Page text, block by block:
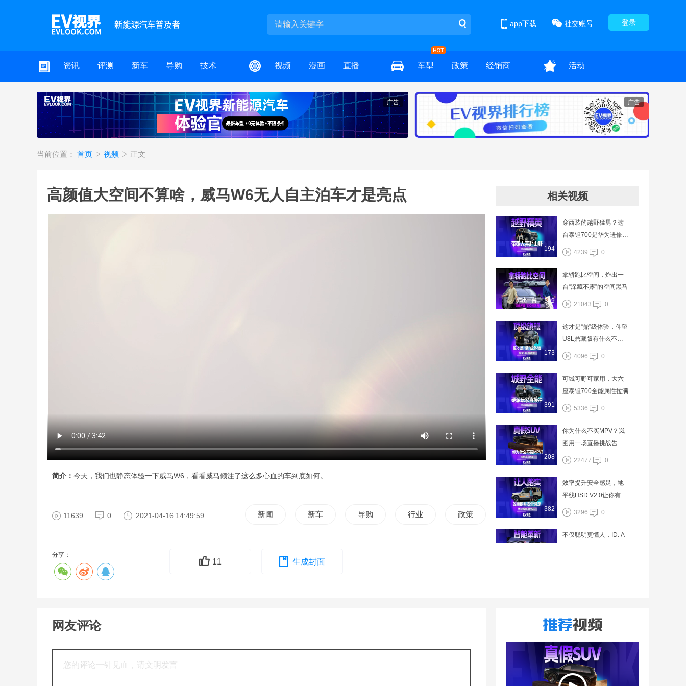
登录
社交账号
app下载
资讯 评测 新车 导购 技术 视频 漫画 直播 车型 政策 经销商 活动
广告 广告
当前位置： 首页 视频 正文
高颜值大空间不算啥，威马W6无人自主泊车才是亮点
简介： 今天，我们也静态体验一下威马W6，看看威马倾注了这么多心血的车到底如何。
11639 0 2021-04-16 14:49:59 新闻 新车 导购 行业 政策
分享：
11 生成封面
相关视频
194
穿西装的越野猛男？这
台泰钽700是华为进修过
的
4239 0
349
拿轿跑比空间，炸出一
台“深藏不露”的空间黑马
21043 0
173
这才是“鼎”级体验，仰望
U8L鼎藏版有什么不一
样？
4096 0
391
可城可野可家用，大六
座泰钽700全能属性拉满
5336 0
208
你为什么不买MPV？岚
图用一场直播挑战告诉
你
22477 0
382
效率提升安全感足，地
平线HSD V2.0让你有松
口气的踏实感
3296 0
不仅聪明更懂人，ID. A
5881 0
500
界”，小米澎程N90家用
新选择
21205
网友评论